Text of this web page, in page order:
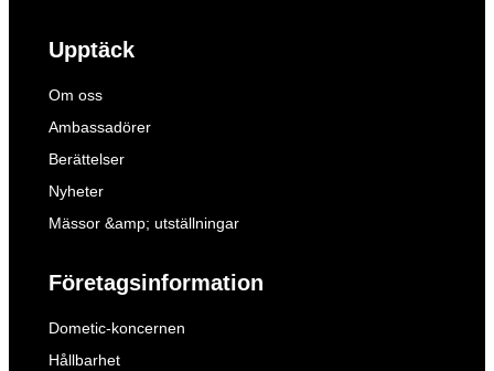
Upptäck
Om oss
Ambassadörer
Berättelser
Nyheter
Mässor &amp; utställningar
Företagsinformation
Dometic-koncernen
Hållbarhet